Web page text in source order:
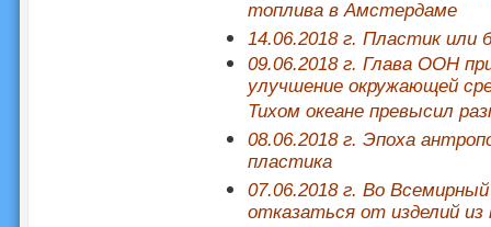
топлива в Амстердаме
14.06.2018 г. Пластик или
09.06.2018 г. Глава ООН
улучшение окружающей
Тихом океане превысил
08.06.2018 г. Эпоха
пластика
07.06.2018 г. Во
отказаться от изделий из